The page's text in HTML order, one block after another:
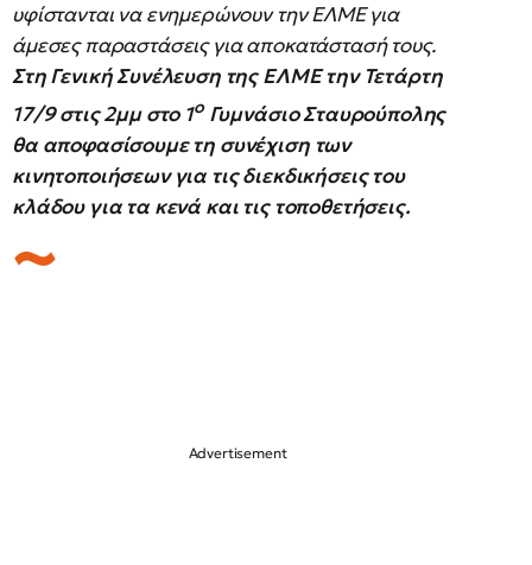
υφίστανται να ενημερώνουν την ΕΛΜΕ για
άμεσες παραστάσεις για αποκατάστασή τους.
Στη Γενική Συνέλευση της ΕΛΜΕ την Τετάρτη
17/9 στις 2μμ στο 1οΓυμνάσιο Σταυρούπολης
θα αποφασίσουμε τη συνέχιση των
κινητοποιήσεων για τις διεκδικήσεις του
κλάδου για τα κενά και τις τοποθετήσεις.